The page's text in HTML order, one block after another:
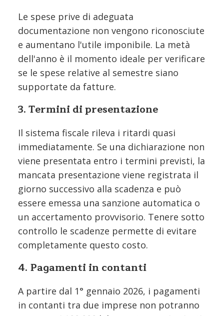
Le spese prive di adeguata
documentazione non vengono riconosciute
e aumentano l'utile imponibile. La metà
dell'anno è il momento ideale per verificare
se le spese relative al semestre siano
supportate da fatture.
3. Termini di presentazione
Il sistema fiscale rileva i ritardi quasi
immediatamente. Se una dichiarazione non
viene presentata entro i termini previsti, la
mancata presentazione viene registrata il
giorno successivo alla scadenza e può
essere emessa una sanzione automatica o
un accertamento provvisorio. Tenere sotto
controllo le scadenze permette di evitare
completamente questo costo.
4. Pagamenti in contanti
A partire dal 1° gennaio 2026, i pagamenti
in contanti tra due imprese non potranno